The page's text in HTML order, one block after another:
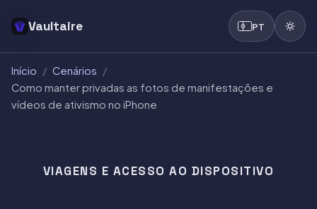
Vaultaire PT
Início / Cenários /
Como manter privadas as fotos de manifestações e
vídeos de ativismo no iPhone
VIAGENS E ACESSO AO DISPOSITIVO